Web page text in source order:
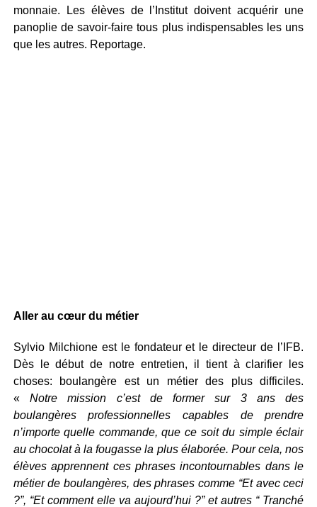
monnaie. Les élèves de l’Institut doivent acquérir une
panoplie de savoir-faire tous plus indispensables les uns
que les autres. Reportage.
Aller au cœur du métier
Sylvio Milchione est le fondateur et le directeur de l’IFB.
Dès le début de notre entretien, il tient à clarifier les
choses: boulangère est un métier des plus difficiles.
« Notre mission c’est de former sur 3 ans des
boulangères professionnelles capables de prendre
n’importe quelle commande, que ce soit du simple éclair
au chocolat à la fougasse la plus élaborée. Pour cela, nos
élèves apprennent ces phrases incontournables dans le
métier de boulangères, des phrases comme “Et avec ceci
?”, “Et comment elle va aujourd’hui ?” et autres “ Tranché